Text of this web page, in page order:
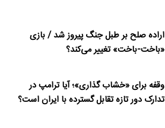
اراده صلح بر طبل جنگ پیروز شد / بازی
«باخت-باخت» تغییر می‌کند؟
وقفه برای «خشاب گذاری»؛ آیا ترامپ در
تدارک دور تازه تقابل گسترده با ایران است؟